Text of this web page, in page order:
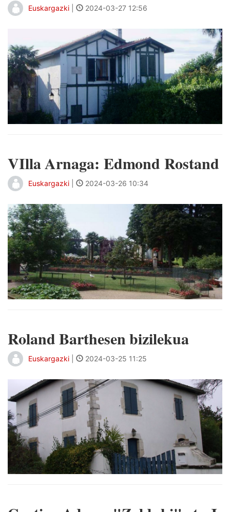
Euskargazki 2024-03-27 12:56
VIlla Arnaga: Edmond Rostand
Euskargazki 2024-03-26 10:34
Roland Barthesen bizilekua
Euskargazki 2024-03-25 11:25